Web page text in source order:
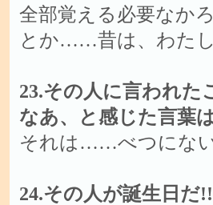
全部覚える必要なか
とか……昔は、わた
23.その人に言われた
なあ、と感じた言葉
それは……べつにな
24.その人が誕生日